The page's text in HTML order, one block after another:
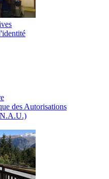
des Autorisations